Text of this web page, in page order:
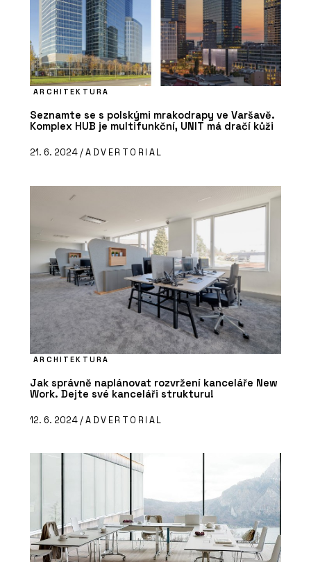
ARCHITEKTURA
Seznamte se s polskými mrakodrapy ve Varšavě.
Komplex HUB je multifunkční, UNIT má dračí kůži
21. 6. 2024 /ADVERTORIAL
ARCHITEKTURA
Jak správně naplánovat rozvržení kanceláře New
Work. Dejte své kanceláři strukturu!
12. 6. 2024 /ADVERTORIAL